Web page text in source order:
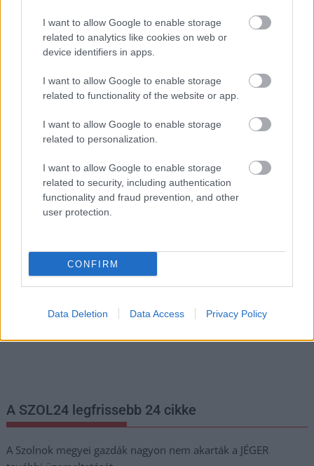
I want to allow Google to enable storage
related to analytics like cookies on web or
device identifiers in apps.
I want to allow Google to enable storage
related to functionality of the website or app.
I want to allow Google to enable storage
related to personalization.
I want to allow Google to enable storage
related to security, including authentication
functionality and fraud prevention, and other
user protection.
CONFIRM
Data Deletion Data Access Privacy Policy
Hírlevél feliratkozás
meg e-mail címét:
Megismertem és elfogadom a
legfrissebb információkkal és exkluzív tartalmakkal hétről hétre
A SZOL24 legfrissebb 24 cikke
A Szolnok megyei gazdák nagyon nem akarták a JÉGER